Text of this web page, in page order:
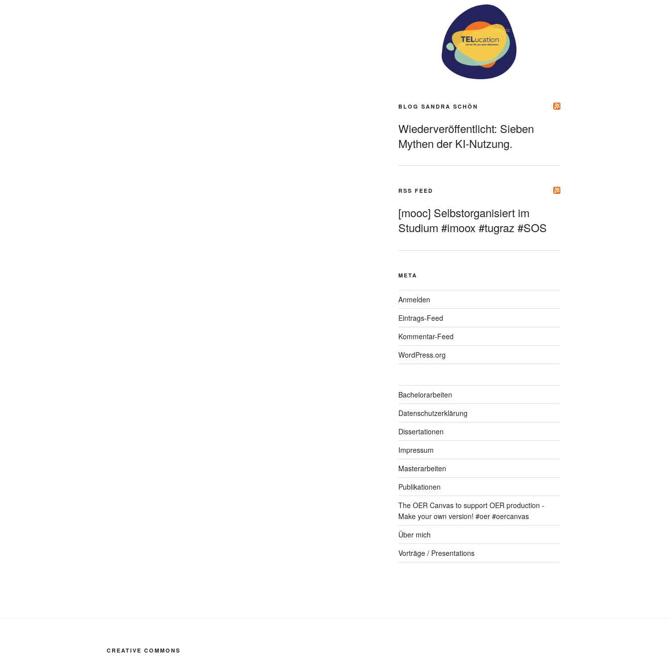
BLOG SANDRA SCHÖN
Wiederveröffentlicht: Sieben
Mythen der KI-Nutzung.
RSS FEED
[mooc] Selbstorganisiert im
Studium #imoox #tugraz #SOS
META
Anmelden
Eintrags-Feed
Kommentar-Feed
WordPress.org
Bachelorarbeiten
Datenschutzerklärung
Dissertationen
Impressum
Masterarbeiten
Publikationen
The OER Canvas to support OER production -
Make your own version! #oer #oercanvas
Über mich
Vorträge / Presentations
CREATIVE COMMONS